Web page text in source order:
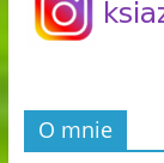
O mnie